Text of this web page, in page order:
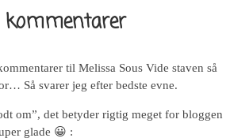
kommentarer
til Melissa Sous Vide staven så
Så svarer jeg efter bedste evne.
om”, det betyder rigtig meget for bloggen
glade 😀 :